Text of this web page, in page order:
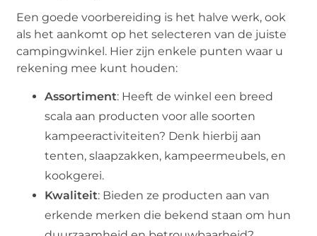
Een goede voorbereiding is het halve werk, ook
als het aankomt op het selecteren van de juiste
campingwinkel. Hier zijn enkele punten waar u
rekening mee kunt houden:
Assortiment: Heeft de winkel een breed
scala aan producten voor alle soorten
kampeeractiviteiten? Denk hierbij aan
tenten, slaapzakken, kampeermeubels, en
kookgerei.
Kwaliteit: Bieden ze producten aan van
erkende merken die bekend staan om hun